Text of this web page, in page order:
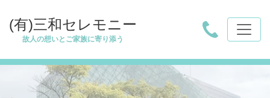
(有)三和セレモニー
故人の想いとご家族に寄り添う